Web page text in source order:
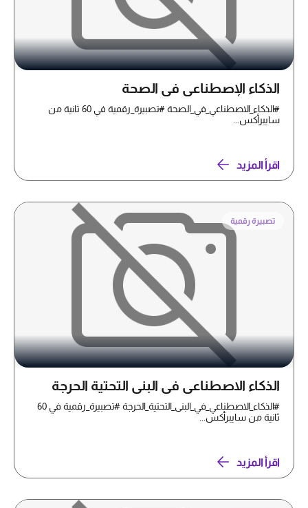
الذكاء الإصطناعي في الصحة
#الذكاء_الاصطناعي_في_الصحة #تصبيرة_رقمية في 60 ثانية من
سايبرأكس...
اقرأ المزيد
تصبيرة رقمية
الذكاء الاصطناعي في البنى التحتية الحرجة
#الذكاء_الاصطناعي_في_البنى_التحتية_الحرجة #تصبيرة_رقمية في 60
ثانية من سايبرأكس...
اقرأ المزيد